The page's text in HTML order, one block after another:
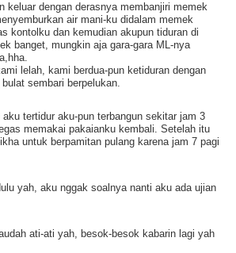
keluar dengan derasnya membanjiri memek
air mani-ku didalam memek
kontolku dan kemudian akupun tiduran di
banget, mungkin aja gara-gara ML-nya
lelah, kami berdua-pun ketiduran dengan
sembari berpelukan.
tertidur aku-pun terbangun sekitar jam 3
memakai pakaianku kembali. Setelah itu
untuk berpamitan pulang karena jam 7 pagi
yah, aku nggak soalnya nanti aku ada ujian
ati-ati yah, besok-besok kabarin lagi yah